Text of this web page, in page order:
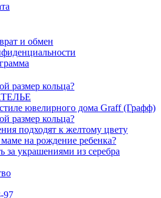
и обмен
размер кольца?
ювелирного дома Graff (Графф)
размер кольца?
подходят к желтому цвету
на рождение ребенка?
за украшениями из серебра
97